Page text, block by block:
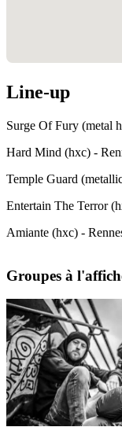
Line-up
Surge Of Fury (metal
Hard Mind (hxc) -
Temple Guard
Entertain The Terror
Amiante (hxc) -
Groupes à